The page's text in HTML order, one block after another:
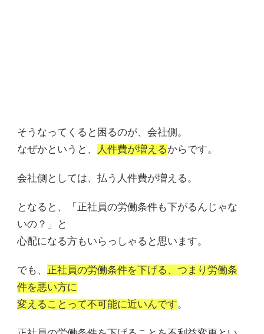
そうなってくると困るのが、会社側。
なぜかというと、
人件費が増えるからです。
会社側としては、払う人件費が増える。
となると、「正社員の労働条件も下がるんじゃな
いの？」と
心配になる方もいらっしゃると思います。
でも、 正社員の労働条件を下げる、つまり労働条
件を悪い方に
変えることって不可能に近いんです。